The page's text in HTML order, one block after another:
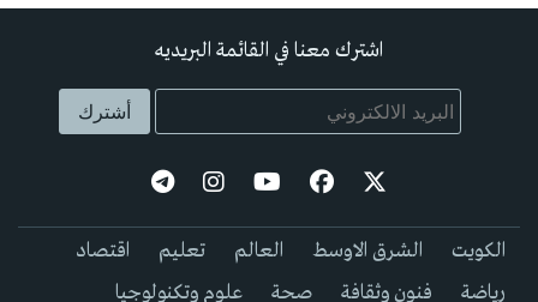
اشترك معنا في القائمة البريديه
الكويت الشرق الاوسط العالم تعليم
اقتصاد
رياضة
فنون وثقافة صحة علوم وتكنولوجيا